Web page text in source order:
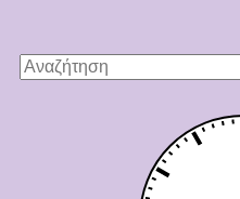
Αναζήτηση
για: